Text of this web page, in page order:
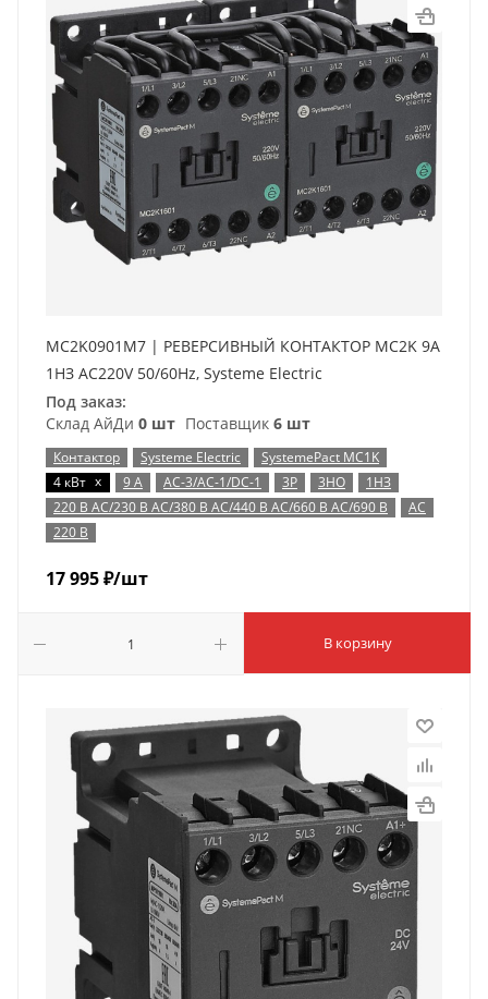
MC2K0901M7 | РЕВЕРСИВНЫЙ КОНТАКТОР MC2K 9A
1НЗ AC220V 50/60Hz, Systeme Electric
Под заказ:
Склад АйДи 0 шт Поставщик 6 шт
Контактор Systeme Electric
SystemePact MC1K
4 кВт x 9 А AC-3/AC-1/DC-1 3P 3НО
1НЗ
220 В AC/230 В AC/380 В AC/440 В AC/660 В AC/690 В
AC
220 В
17 995₽/шт
В корзину